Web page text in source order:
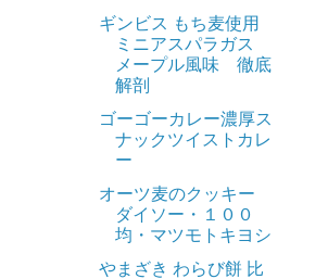
ギンビス もち麦使用
ミニアスパラガス
メープル風味 徹底
解剖
ゴーゴーカレー濃厚ス
ナックツイストカレ
ー
オーツ麦のクッキー
ダイソー・１００
均・マツモトキヨシ
やまざき わらび餅 比